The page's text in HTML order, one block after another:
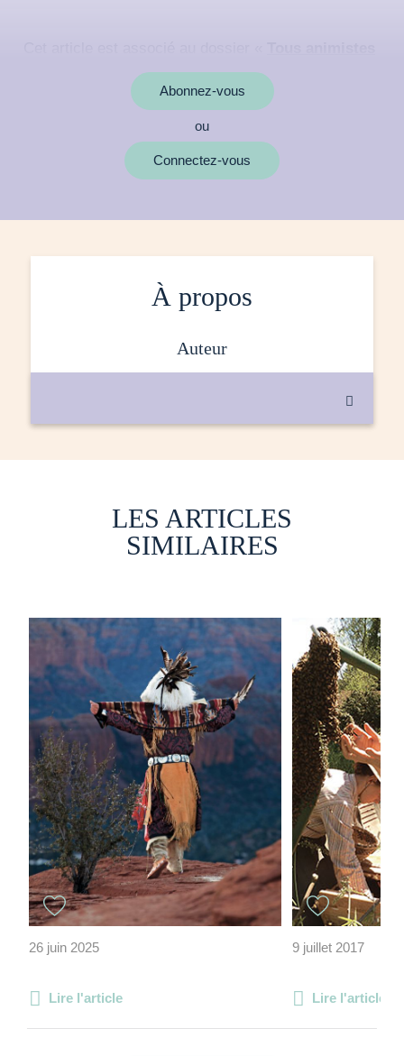
Abonnez-vous
ou
Connectez-vous
À propos
auteur

LES ARTICLES
SIMILAIRES
26 juin 2025
Lire l'article
9 juillet 2017
Lire l'article